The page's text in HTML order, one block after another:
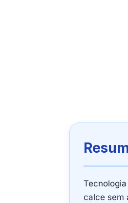
Tecnologia
calce sem